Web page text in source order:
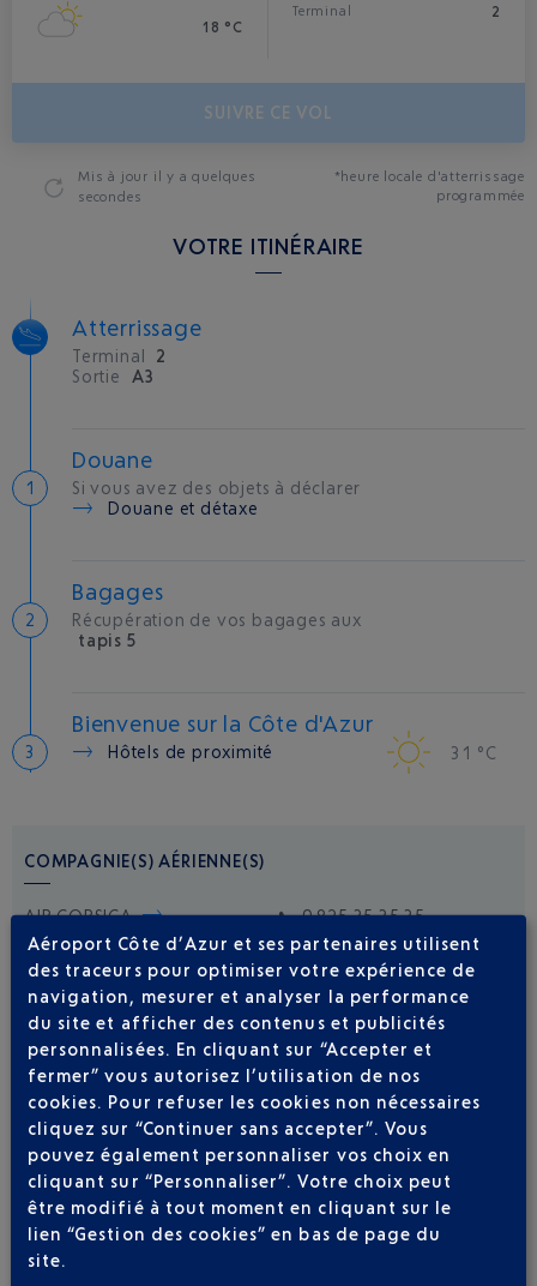
18 °C
Terminal 2
SUIVRE CE VOL
Mis à jour il y a quelques
secondes
*heure locale d'atterrissage
programmée
VOTRE ITINÉRAIRE
Atterrissage
Terminal
2
Sortie
A3
Douane
Si vous avez des objets à déclarer
Douane et détaxe
Bagages
Récupération de vos bagages aux
tapis 5
Bienvenue sur la Côte d'Azur
Hôtels de proximité 31 °C
COMPAGNIE(S) AÉRIENNE(S)
AIR CORSICA
0 825 35 35 35
AIR FRANCE
0969393654
ITA AIRWAYS
01 73 43 12 80
Soyez notifié(e) de
toutes les évolutions
pour ce vol
Aéroport Côte d’Azur et ses partenaires utilisent
des traceurs pour optimiser votre expérience de
navigation, mesurer et analyser la performance
du site et afficher des contenus et publicités
personnalisées. En cliquant sur “Accepter et
fermer” vous autorisez l’utilisation de nos
cookies. Pour refuser les cookies non nécessaires
cliquez sur “Continuer sans accepter”. Vous
pouvez également personnaliser vos choix en
cliquant sur “Personnaliser”. Votre choix peut
être modifié à tout moment en cliquant sur le
lien “Gestion des cookies” en bas de page du
site.